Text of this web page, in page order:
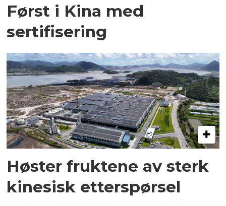
Først i Kina med
sertifisering
Høster fruktene av sterk
kinesisk etterspørsel